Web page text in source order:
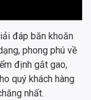
đáp băn khoăn
phong phú về
định gắt gao,
quý khách hàng
nhất.